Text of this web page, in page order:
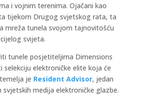
i vojnim terenima. Ojačani kao
tijekom Drugog svjetskog rata, ta
mreža tunela svojom tajnovitošću
svijeta.
tunele posjetiteljima Dimensions
selekciju elektroničke elite koja će
je Resident Advisor, jedan
medija elektroničke glazbe.